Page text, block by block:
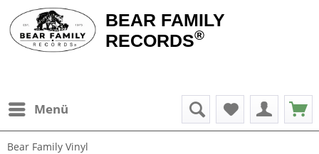
BEAR FAMILY
RECORDS®
Menü
Bear Family Vinyl